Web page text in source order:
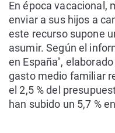
En época vacacional,
enviar a sus hijos a
este recurso supone
asumir. Según el
en España",
gasto medio familiar
el 2,5 % del
han subido un 5,7 %